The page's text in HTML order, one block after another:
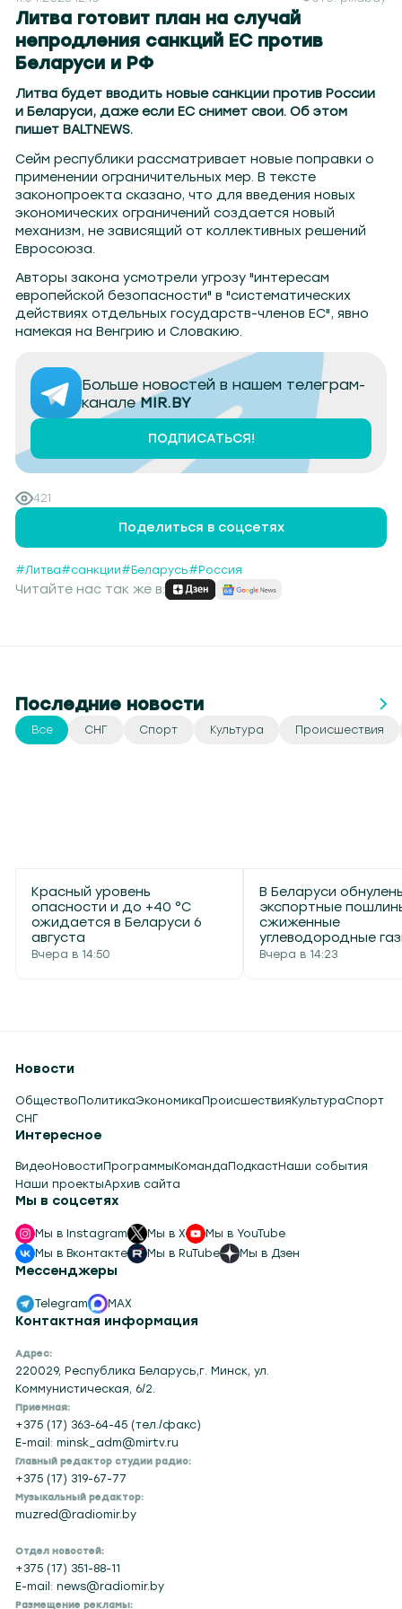
Литва готовит план на случай
непродления санкций ЕС против
Беларуси и РФ
Литва будет вводить новые санкции против России
и Беларуси, даже если ЕС снимет свои. Об этом
пишет BALTNEWS.
Сейм республики рассматривает новые поправки о
применении ограничительных мер. В тексте
законопроекта сказано, что для введения новых
экономических ограничений создается новый
механизм, не зависящий от коллективных решений
Евросоюза.
Авторы закона усмотрели угрозу "интересам
европейской безопасности" в "систематических
действиях отдельных государств-членов ЕС", явно
намекая на Венгрию и Словакию.
Больше новостей в нашем телеграм-
каналеMIR.BY
ПОДПИСАТЬСЯ!
421
Поделиться в соцсетях
#Литва#санкции#Беларусь#Россия
Читайте нас так же в:
Последние новости
Все СНГ Спорт Культура Происшествия
Красный уровень
опасности и до +40 °С
ожидается в Беларуси 6
августа
Вчера в 14:50
В Беларуси
экспортные
сжиженные
углеводородные
Вчера в 14:23
Контактная информация
Адрес:
220029, Республика Беларусь,г. Минск, ул.
Коммунистическая, 6/2.
Приемная:
+375 (17) 363-64-45 (тел./факс)
E-mail: minsk_adm@mirtv.ru
Главный редактор студии радио:
+375 (17) 319-67-77
Музыкальный редактор:
muzred@radiomir.by
Отдел новостей:
+375 (17) 351-88-11
E-mail: news@radiomir.by
Размещение рекламы:
Новости
ОбществоПолитикаЭкономикаПроисшествияКультураСпорт
СНГ
Интересное
ВидеоНовостиПрограммыКомандаПодкастНаши события
Наши проектыАрхив сайта
Мы в соцсетях
Мы в Instagram Мы в X
Мы в YouTube
Мы в Вконтакте
Мы в RuTube Мы в Дзен
Мессенджеры
Telegram MAX